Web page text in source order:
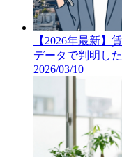
【2026年最新】
データで判明し
2026/03/10